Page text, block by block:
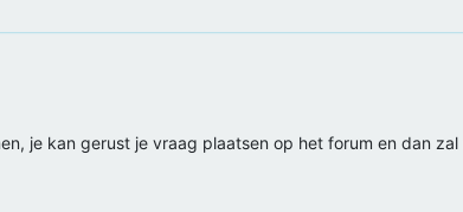
je kan gerust je vraag plaatsen op het forum en dan